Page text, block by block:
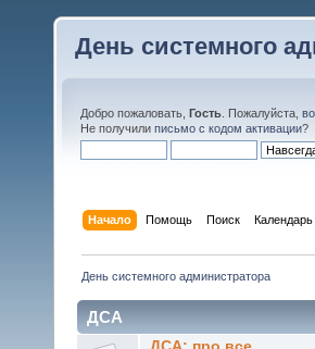
День системного
Добро пожаловать, Гость . Пожалуйста,
Не получили письмо с кодом активации?
Начало Помощь Поиск Календарь
День системного администратора
ДСА